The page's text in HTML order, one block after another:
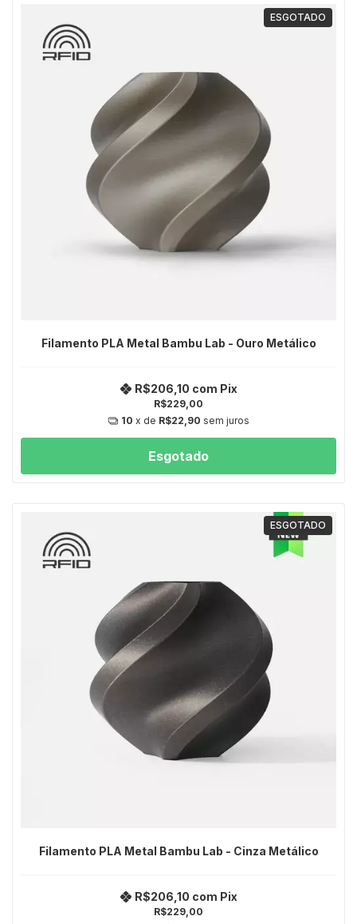
ESGOTADO
Filamento PLA Metal Bambu Lab - Ouro Metálico
R$229,00
R$206,10 com Pix
10 x de R$22,90 sem juros
Esgotado
ESGOTADO
Filamento PLA Metal Bambu Lab - Cinza Metálico
R$229,00
R$206,10 com Pix